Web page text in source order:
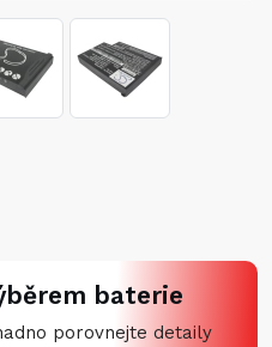
baterie
porovnejte detaily